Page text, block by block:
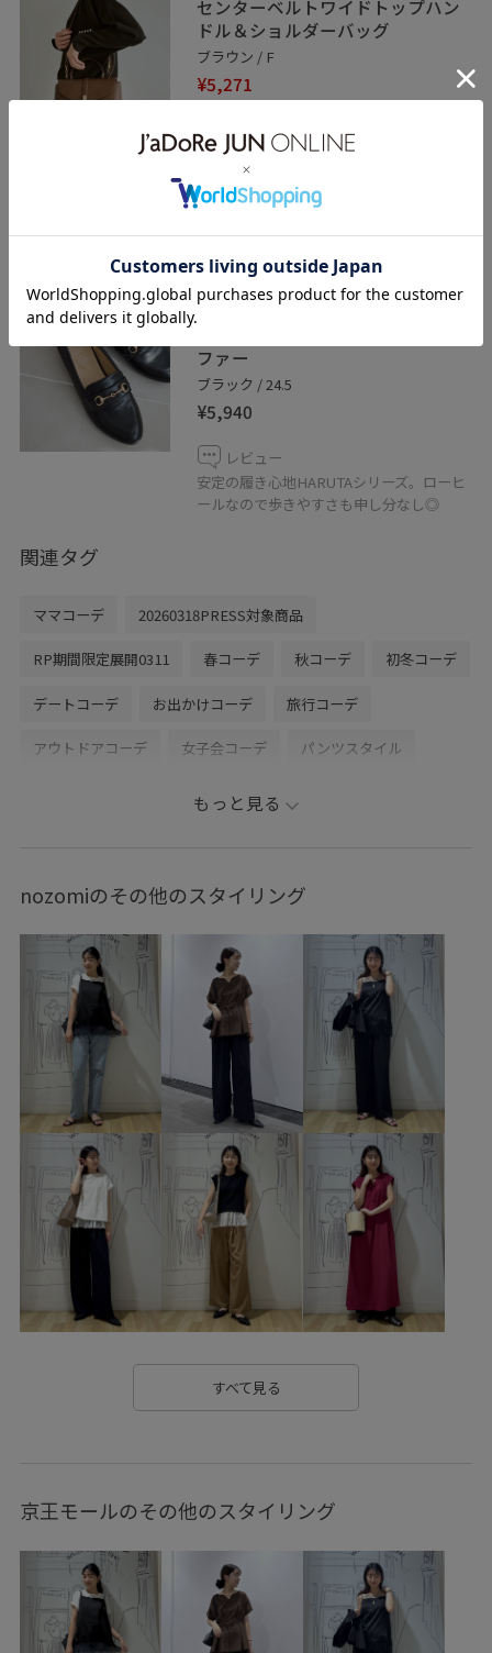
センターベルトワイドトップハン
ドル＆ショルダーバッグ
ブラウン / F
¥5,271
レビュー
500mlのボトルも入るサイズ感。上品なデ
ザインなのでフォーマルなシーンにも活躍
してくれます。
ROPÉ PICNIC PASSAGE
ROPE' PICNIC PASSAGE
ファー
ブラック / 24.5
¥5,940
レビュー
安定の履き心地HARUTAシリーズ。ローヒ
ールなので歩きやすさも申し分なし◎
関連タグ
ママコーデ 20260318PRESS対象商品
RP期間限定展開0311 春コーデ 秋コーデ 初冬コーデ
デートコーデ お出かけコーデ 旅行コーデ
アウトドアコーデ 女子会コーデ パンツスタイル
ROPÉ PICNIC ウェーブ
パンツ デニムパンツ
GDE16040 GDM86000 GDS16230
GIA16210 0318PRESS対象商品
26SSceremony 26SSlightouter_1 26SSlightouter_7
26SSRPgoods 26SSRP_HARUTA 26SSRPボトム
Iラインシルエット RP26SS RP26SSceremony
RP26SS_goods RP26SS_lightouter RP_champion別注
RP体型カバー Vネック Wshoes_pickup きちんと感
さりげないアクセント やや長め ゆったり
ウエストがゴム ウエストシェイプ エナメル素材
オフィスカジュアル
カジュアル カッティング
キャミワンピース クーポン対象商品 コットン
コーディネートの主役 コーデュロイ シアー
シアー感 シャツ ジャケット
ジーンズ スカート スッキリ スペシャルアイテム
もっと見る
nozomiのその他のスタイリング
すべて見る
京王モールのその他のスタイリング